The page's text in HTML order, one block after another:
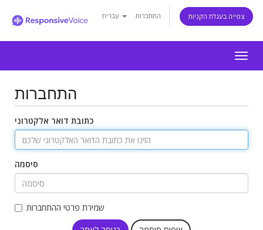
התחברות צפייה בעגלת הקניות
התחברות
כתובת דואר אלקטרוני
סיסמה
שמירת פרטי ההתחברות